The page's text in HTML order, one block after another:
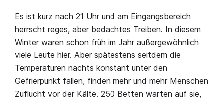
Es ist kurz nach 21 Uhr und am Eingangsbereich
herrscht reges, aber bedachtes Treiben. In diesem
Winter waren schon früh im Jahr außergewöhnlich
viele Leute hier. Aber spätestens seitdem die
Temperaturen nachts konstant unter den
Gefrierpunkt fallen, finden mehr und mehr Menschen
Zuflucht vor der Kälte. 250 Betten warten auf sie,